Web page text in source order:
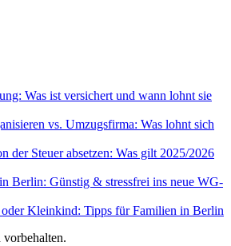
Was ist versichert und wann lohnt sie
vs. Umzugsfirma: Was lohnt sich
der Steuer absetzen: Was gilt 2025/2026
Berlin: Günstig & stressfrei ins neue WG-
Kleinkind: Tipps für Familien in Berlin